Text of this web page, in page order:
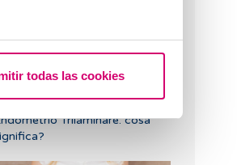
todas las cookies
Trilaminare: cosa